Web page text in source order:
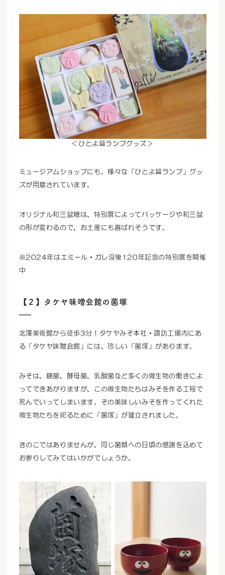
＜ひとよ茸ランプグッズ＞
ミュージアムショップにも、様々な「ひとよ茸ランプ」グッ
ズが用意されています。
オリジナル和三盆糖は、特別展によってパッケージや和三盆
の形が変わるので、お土産にも喜ばれそうです。
※2024年はエミール・ガレ没後120年記念の特別展を開催
中
【２】タケヤ味噌会館の菌塚
北澤美術館から徒歩3分！タケヤみそ本社・諏訪工場内にあ
る「タケヤ味噌会館」には、珍しい「菌塚」があります。
みそは、麹菌、酵母菌、乳酸菌など多くの微生物の働きによ
ってできあがりますが、この微生物たちはみそを作る工程で
死んでいってしまいます。その美味しいみそを作ってくれた
微生物たちを祀るために「菌塚」が建立されました。
きのこではありませんが、同じ菌類への日頃の感謝を込めて
お参りしてみてはいかがでしょうか。